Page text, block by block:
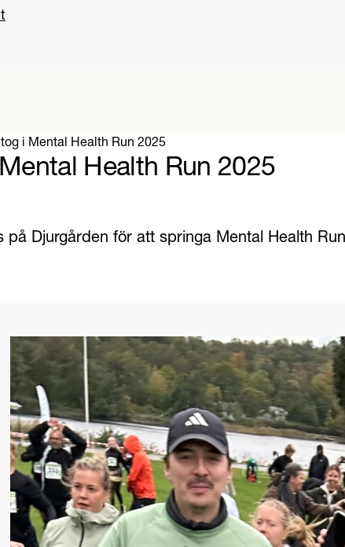
i Mental Health Run 2025
Health Run 2025
på Djurgården för att springa Mental Health